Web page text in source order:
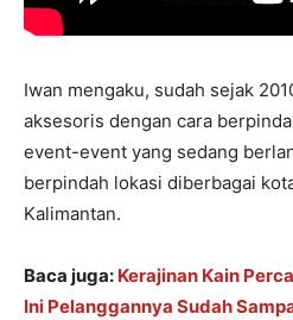
Iwan mengaku, sudah sejak
aksesoris dengan cara
event-event yang sedang
berpindah lokasi diberbagai
Kalimantan.
Baca juga: Kerajinan Kain
Ini Pelanggannya Sudah